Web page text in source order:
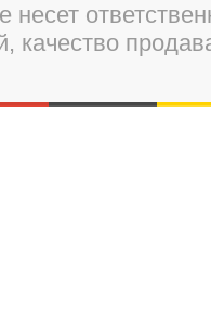
качество